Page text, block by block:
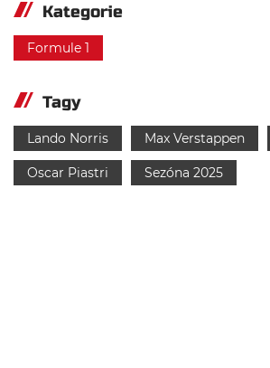
Kategorie
Formule 1
Tagy
Lando Norris Max Verstappen
Oscar Piastri Sezóna 2025